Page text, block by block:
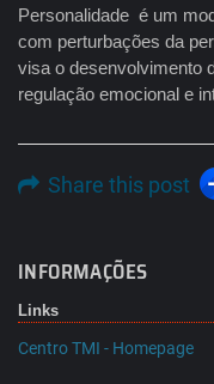
Personalidade é um
com perturbações da
visa o desenvolvimento
regulação emocional e
Share this post
INFORMAÇÕES
Links
Centro TMI - Homepage